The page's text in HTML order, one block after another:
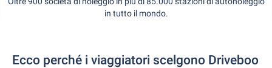
in tutto il mondo.
Ecco perché i viaggiatori scelgono Driveboo